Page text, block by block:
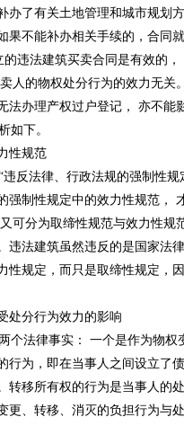
办了有关土地管理和城市规划
果不能补办相关手续的，合同
违法建筑买卖合同是有效的
人的物权处分行为的效力无关
法办理产权过户登记， 亦不能
如下。
性规范
反法律、行政法规的强制性
强制性规定中的效力性规范，
可分为取缔性规范与效力性
违法建筑虽然违反的是国家法
性规定，而只是取缔性规定，
处分行为效力的影响
法律事实： 一个是作为物权
行为，即在当事人之间设立了
转移所有权的行为是当事人的
更、转移、消灭的负担行为与